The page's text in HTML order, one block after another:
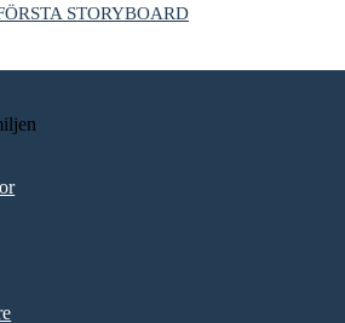
STORYBOARD